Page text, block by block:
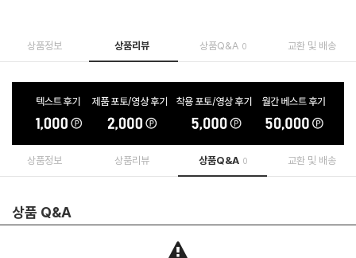
상품정보 상품리뷰 상품Q&A 0 교환 및 배송
상품정보 상품리뷰 상품Q&A 0 교환 및 배송
상품 Q&A